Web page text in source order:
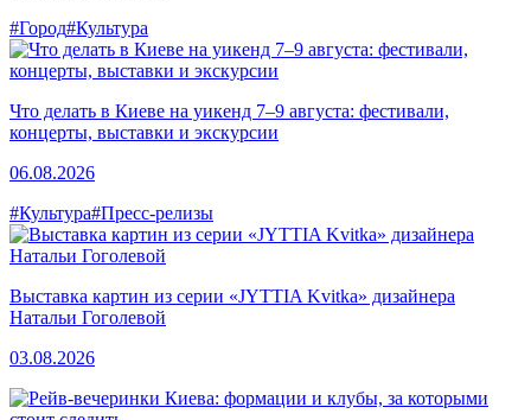
#Город#Культура
Что делать в Киеве на уикенд 7–9 августа: фестивали,
концерты, выставки и экскурсии
06.08.2026
#Культура#Пресс-релизы
Выставка картин из серии «JYTTIA Kvitka» дизайнера
Натальи Гоголевой
03.08.2026